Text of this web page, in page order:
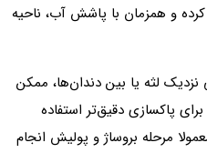
و همزمان با پاشش آب، ناحیه
لثه یا بین دندان‌ها، ممکن
پاکسازی دقیق‌تر استفاده
مرحله بروساژ و پولیش انجام